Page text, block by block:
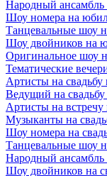
Народный
Шоу номера на
Танцевальные шоу
Шоу двойников на
Оригинальное шоу
Тематические
Артисты на
Ведущий на свадьбу
Артисты на встречу
Музыканты на
Шоу номера на
Танцевальные шоу
Народный ансамбль
Шоу двойников на